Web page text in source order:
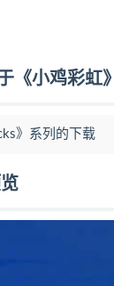
《小鸡彩虹
》系列的下载